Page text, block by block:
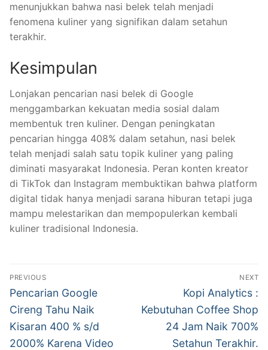
menunjukkan bahwa nasi belek telah menjadi
fenomena kuliner yang signifikan dalam setahun
terakhir.
Kesimpulan
Lonjakan pencarian nasi belek di Google
menggambarkan kekuatan media sosial dalam
membentuk tren kuliner. Dengan peningkatan
pencarian hingga 408% dalam setahun, nasi belek
telah menjadi salah satu topik kuliner yang paling
diminati masyarakat Indonesia. Peran konten kreator
di TikTok dan Instagram membuktikan bahwa platform
digital tidak hanya menjadi sarana hiburan tetapi juga
mampu melestarikan dan mempopulerkan kembali
kuliner tradisional Indonesia.
Post
navigation
PREVIOUS
Previous
post:
Pencarian Google
Cireng Tahu Naik
Kisaran 400 % s/d
2000% Karena Video
NEXT
Next
post:
Kopi Analytics :
Kebutuhan Coffee Shop
24 Jam Naik 700%
Setahun Terakhir.